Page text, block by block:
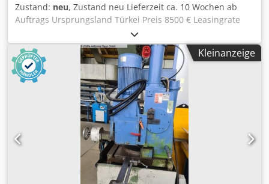
Zustand: neu, Zustand neu Lieferzeit ca. 10 Wochen ab
Auftrags Ursprungsland Türkei Preis 8500 € Leasingrate
164.05 € Sägeblattdurchmesser 350 mm
Sägeblattabmessungen 350x32x63 mm
Sägeblattgeschwindigkeit 45 / 80 U/Min Gehrung links 45 °
Gehrung rechts 45 ° Schnittleistung 0° rund 115 mm /
quadratisch Schnittleistung 45° rechts rund 110 mm /
quadratisch Schnittleistung 45° links rund 110 mm /
quadratisch Motor 5.85 kW Breite 1100 mm Tiefe 1000 mm
Höhe 1400 mm Gewicht 300 kg Halbautomatische
Kreissäge Hohe Produktionsleistung, ideal für Einzelteile
und Kleinserien Hochleistungsgetriebe Gusseisengehäuse
Fußschalter Chjdpjwmf Uaofx Agpea Hydropneumatischer
Sägekopfvorschub für gleichmäßiges Absenken und
Kleinanzeige